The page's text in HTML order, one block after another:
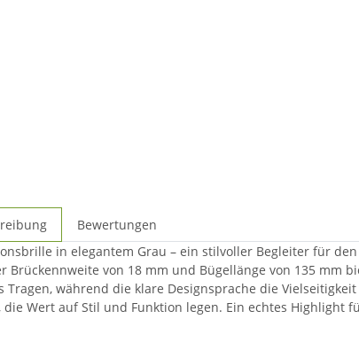
Bewertungen
in elegantem Grau – ein stilvoller Begleiter für
Brückennweite von 18 mm und Bügellänge von 135
während die klare Designsprache die
Wert auf Stil und Funktion legen. Ein echtes Highlight